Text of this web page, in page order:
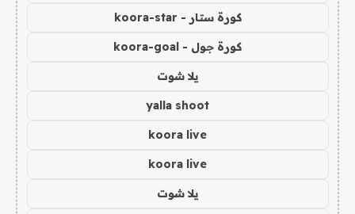
كورة ستار - koora-star
كورة جول - koora-goal
يلا شوت
yalla shoot
koora live
koora live
يلا شوت